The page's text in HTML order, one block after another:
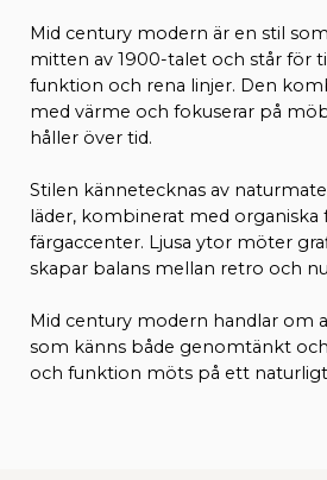
Mid century modern är en stil
mitten av 1900-talet och står för
funktion och rena linjer. Den
med värme och fokuserar på
håller över tid.
Stilen kännetecknas av
läder, kombinerat med organiska
färgaccenter. Ljusa ytor möter
skapar balans mellan retro och
Mid century modern handlar om
som känns både genomtänkt
och funktion möts på ett